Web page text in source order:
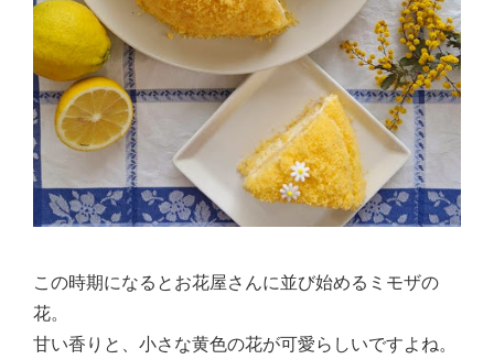
この時期になるとお花屋さんに並び始めるミモザの
花。
甘い香りと、小さな黄色の花が可愛らしいですよね。